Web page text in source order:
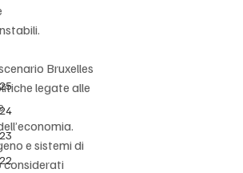
Bruxelles
legate alle
e sistemi di
considerati